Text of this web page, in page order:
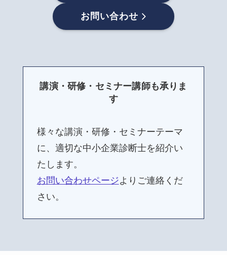
お問い合わせ
講演・研修・セミナー講師も承りま
す
様々な講演・研修・セミナーテーマ
に、適切な中小企業診断士を紹介い
たします。
お問い合わせページよりご連絡くだ
さい。